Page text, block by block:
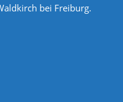
bei Freiburg.